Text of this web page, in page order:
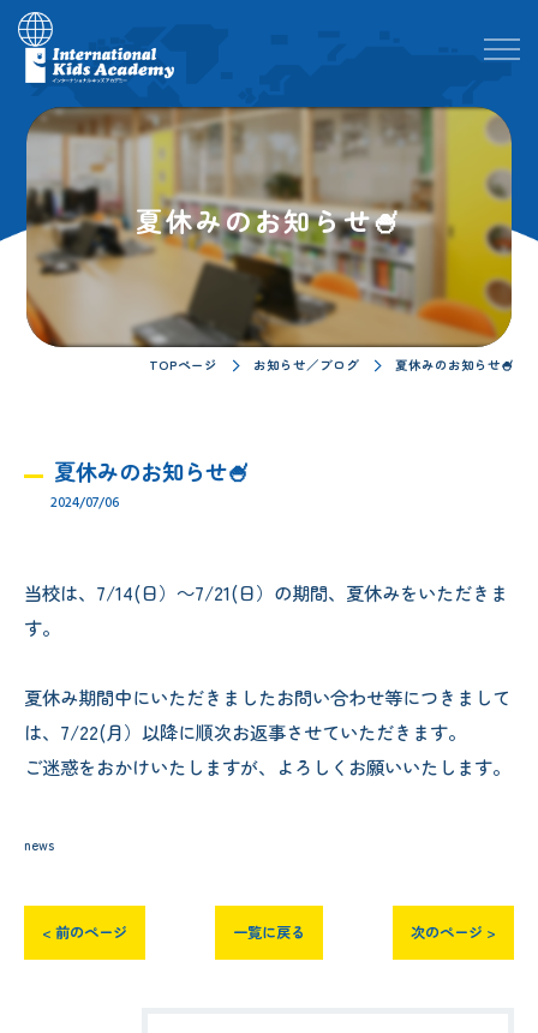
夏休みのお知らせ🍧
TOPページ お知らせ／ブログ 夏休みのお知らせ🍧
夏休みのお知らせ🍧
2024/07/06
当校は、7/14(日）～7/21(日）の期間、夏休みをいただきま
す。
夏休み期間中にいただきましたお問い合わせ等につきまして
は、7/22(月）以降に順次お返事させていただきます。
ご迷惑をおかけいたしますが、よろしくお願いいたします。
news
< 前のページ 一覧に戻る 次のページ >